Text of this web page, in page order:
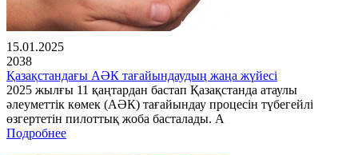
15.01.2025
2038
Қазақстандағы АӘК тағайындаудың жаңа жүйесі
2025 жылғы 11 қаңтардан бастап Қазақстанда атаулы
әлеуметтік көмек (АӘК) тағайындау процесін түбегейлі
өзгертетін пилоттық жоба басталады. А
Подробнее